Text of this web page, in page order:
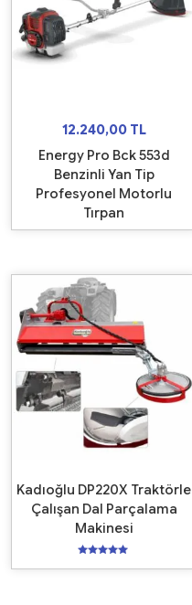
12.240,00 TL
Energy Pro Bck 553d
Benzinli Yan Tip
Profesyonel Motorlu
Tırpan
Kadıoğlu DP220X Traktörle
Çalışan Dal Parçalama
Makinesi
üzerinden